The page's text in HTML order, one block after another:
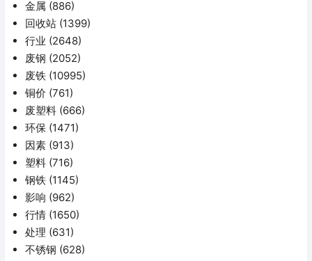
金属 (886)
回收站 (1399)
行业 (2648)
废钢 (2052)
废铁 (10995)
铜价 (761)
废塑料 (666)
环保 (1471)
因素 (913)
塑料 (716)
钢铁 (1145)
影响 (962)
行情 (1650)
处理 (631)
不锈钢 (628)